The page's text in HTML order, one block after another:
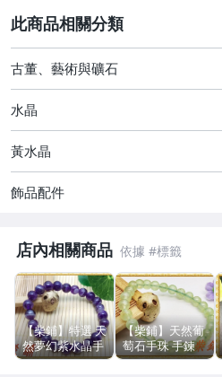
古董、藝術與礦石
手錶與飾品配件
古董、藝術與礦石
水晶
黃水晶
飾品配件
店內相關商品
【柴鋪】特選 天
然夢幻紫水晶手
珠 手鍊 8mm圓
【柴鋪】天然葡
萄石手珠 手鍊
7mm圓珠 無